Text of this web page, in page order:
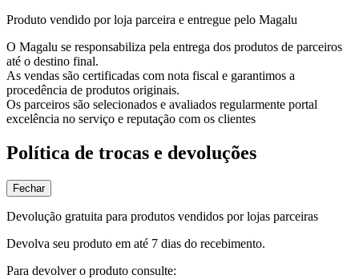
Produto vendido por loja parceira e entregue pelo Magalu
O Magalu se responsabiliza pela entrega dos produtos de parceiros
até o destino final.
As vendas são certificadas com nota fiscal e garantimos a
procedência de produtos originais.
Os parceiros são selecionados e avaliados regularmente portal
excelência no serviço e reputação com os clientes
Política de trocas e devoluções
Fechar
Devolução gratuita para produtos vendidos por lojas parceiras
Devolva seu produto em até 7 dias do recebimento.
Para devolver o produto consulte: